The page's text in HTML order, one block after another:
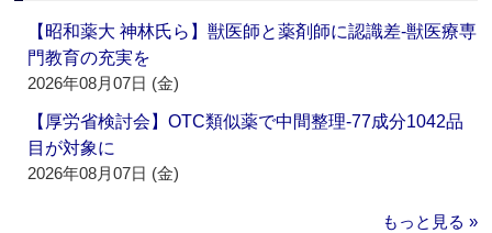
【昭和薬大 神林氏ら】獣医師と薬剤師に認識差‐獣医療専
門教育の充実を
2026年08月07日 (金)
【厚労省検討会】OTC類似薬で中間整理‐77成分1042品
目が対象に
2026年08月07日 (金)
もっと見る »